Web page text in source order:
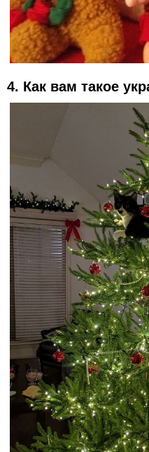
4. Как вам такое